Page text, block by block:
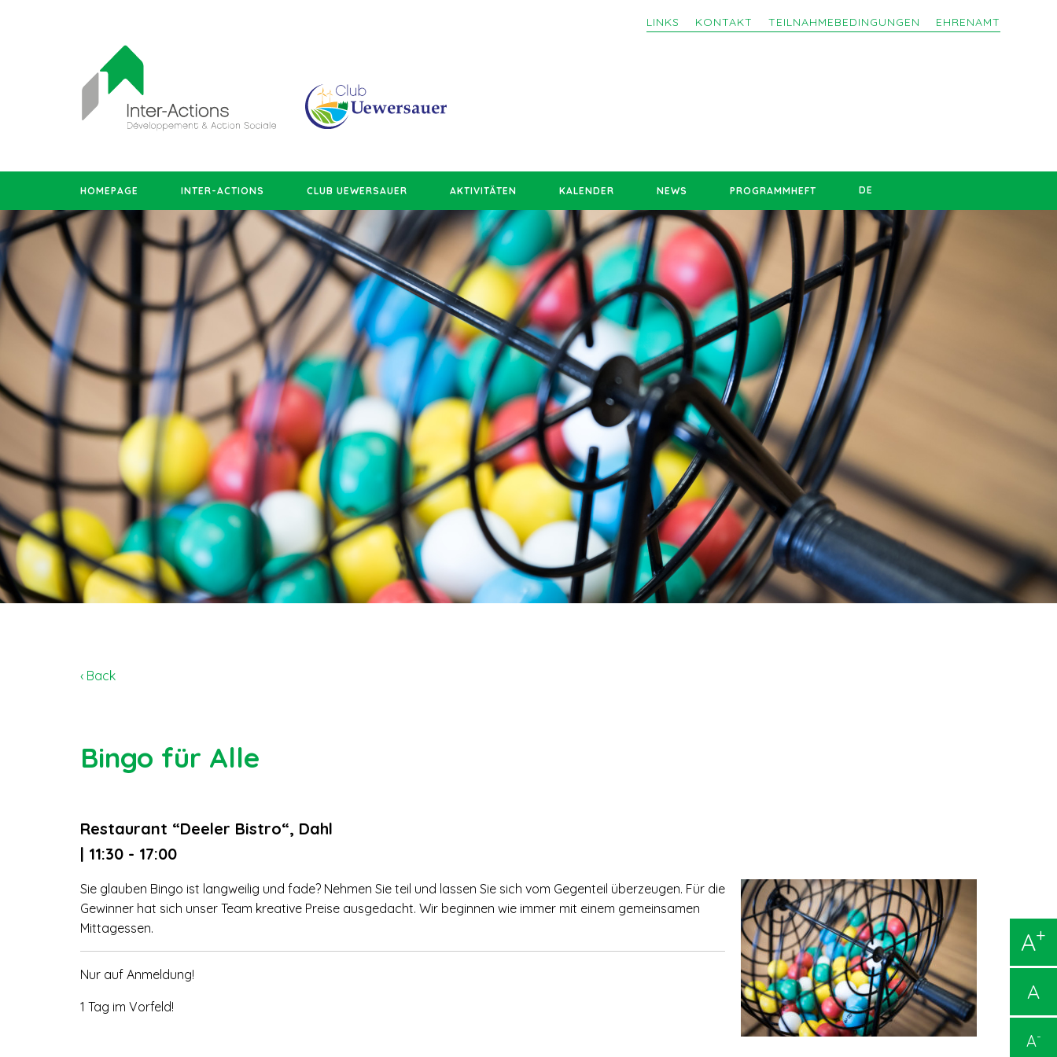
LINKS KONTAKT TEILNAHMEBEDINGUNGEN EHRENAMT
HOMEPAGE INTER-ACTIONS CLUB UEWERSAUER AKTIVITÄTEN KALENDER NEWS PROGRAMMHEFT DE
A+
A
A-
‹ Back
Bingo für Alle
Restaurant “Deeler Bistro“, Dahl
| 11:30 - 17:00
Sie glauben Bingo ist langweilig und fade? Nehmen Sie teil und lassen Sie sich vom Gegenteil überzeugen. Für die
Gewinner hat sich unser Team kreative Preise ausgedacht. Wir beginnen wie immer mit einem gemeinsamen
Mittagessen.
Nur auf Anmeldung!
1 Tag im Vorfeld!